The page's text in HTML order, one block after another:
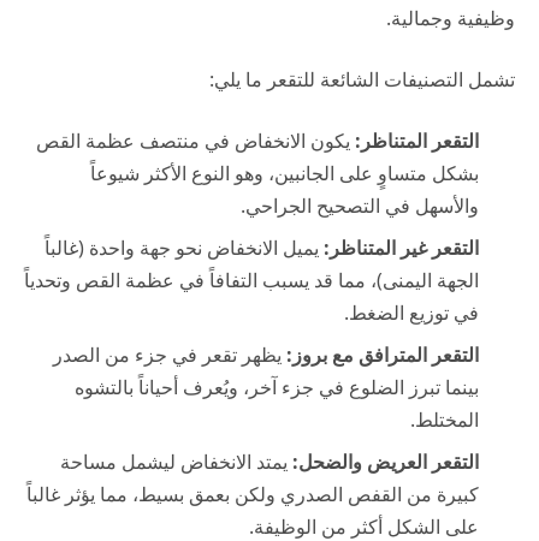
وظيفية وجمالية.
تشمل التصنيفات الشائعة للتقعر ما يلي:
التقعر المتناظر: يكون الانخفاض في منتصف عظمة القص
بشكل متساوٍ على الجانبين، وهو النوع الأكثر شيوعاً
والأسهل في التصحيح الجراحي.
التقعر غير المتناظر: يميل الانخفاض نحو جهة واحدة (غالباً
الجهة اليمنى)، مما قد يسبب التفافاً في عظمة القص وتحدياً
في توزيع الضغط.
التقعر المترافق مع بروز: يظهر تقعر في جزء من الصدر
بينما تبرز الضلوع في جزء آخر، ويُعرف أحياناً بالتشوه
المختلط.
التقعر العريض والضحل: يمتد الانخفاض ليشمل مساحة
كبيرة من القفص الصدري ولكن بعمق بسيط، مما يؤثر غالباً
على الشكل أكثر من الوظيفة.